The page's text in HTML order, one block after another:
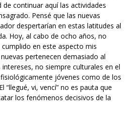
continuar aquí las actividades
Pensé que las nuevas
despertarían en estas latitudes al
Hoy, al cabo de ocho años, no
en este aspecto mis
pertenecen demasiado al
no siempre culturales en el
jóvenes como de los
“llegué, vi, vencí” no es pauta que
los fenómenos decisivos de la